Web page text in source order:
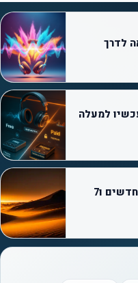
לדרך
עכשיו למעלה
חג מתן תורה מגיע ואיתו 8 סיפורים חדשים ו7